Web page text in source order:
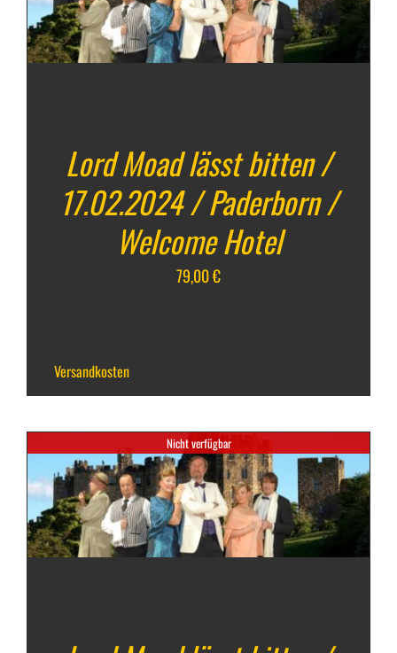
Lord Moad lässt bitten /
17.02.2024 / Paderborn /
Welcome Hotel
79,00€
Versandkosten
Nicht verfügbar